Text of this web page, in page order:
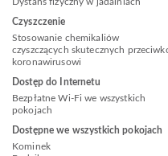
Czyszczenie
Stosowanie chemikaliów
czyszczących skutecznych
koronawirusowi
Dostęp do Internetu
Bezpłatne Wi-Fi we wszystkich
pokojach
Dostępne we wszystkich pokojach
Kominek